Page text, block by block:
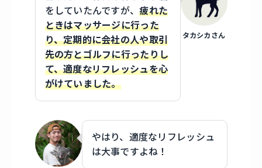
タカシカさん
をしていたんですが、疲れた
ときはマッサージに行った
り、定期的に会社の人や取引
先の方とゴルフに行ったりし
て、適度なリフレッシュを心
がけていました。
やはり、適度なリフレッシュ
は大事ですよね！